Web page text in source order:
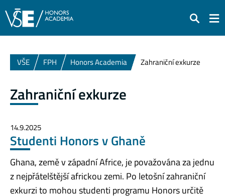
Hledat
VŠE FPH Honors Academia Zahraniční exkurze
Zahraniční exkurze
14.9.2025
Studenti Honors v Ghaně
Ghana, země v západní Africe, je považována za jednu
z nejpřátelštější africkou zemi. Po letošní zahraniční
exkurzi to mohou studenti programu Honors určitě